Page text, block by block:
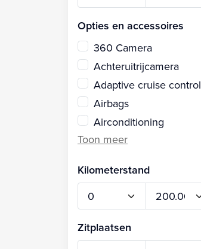
Opties en accessoires
360 Camera
Achteruitrijcamera
Adaptive cruise control
Airbags
Airconditioning
Kilometerstand
Zitplaatsen